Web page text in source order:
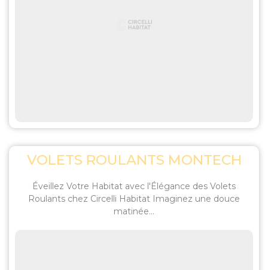
VOLETS ROULANTS MONTECH
Éveillez Votre Habitat avec l'Élégance des Volets
Roulants chez Circelli Habitat Imaginez une douce
matinée...